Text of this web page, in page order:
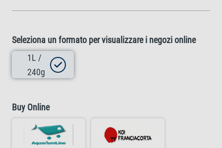
Seleziona un formato per visualizzare i negozi online
1L /
240g
Buy Online